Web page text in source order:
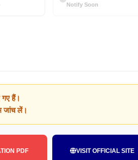
Notify Soon
गए हैं।
जांच लें।
PDF VISIT OFFICIAL SITE